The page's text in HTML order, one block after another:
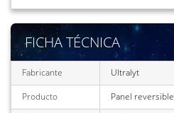
FICHA TÉCNICA
Fabricante
Ultralyt
Producto
Panel reversible